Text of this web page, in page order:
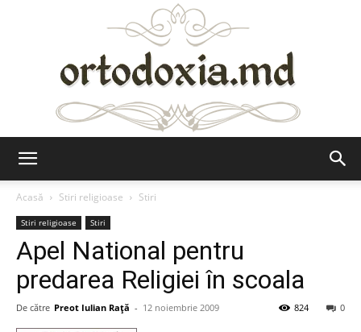
Acasă
Stiri religioase Stiri
Stiri religioase Stiri
Apel National pentru
predarea Religiei în scoala
De către Preot Iulian Raţă - 12 noiembrie 2009 0
824